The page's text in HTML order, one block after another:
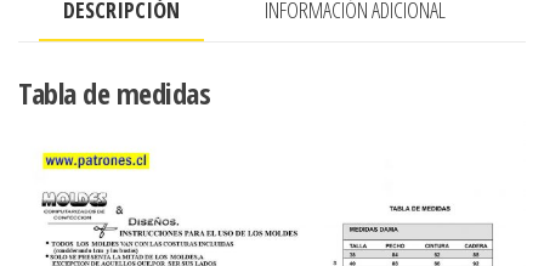
DESCRIPCIÓN INFORMACIÓN ADICIONAL
Tabla de medidas